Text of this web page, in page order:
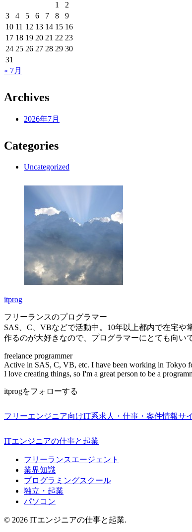
1
2
3
4 5 6 7 8
9
10 11 12 13 14 15 16
17 18 19 20 21 22 23
24 25 26 27 28 29 30
31
« 7月
Archives
2026年7月
Categories
Uncategorized
itprog
フリーランスのプログラマー
SAS、C、VBなどで活動中。10年以上都内で在宅や
作るのが大好きなので、プログラマーにとても向い
freelance programmer
Active in SAS, C, VB, etc. I have been working in Tokyo
I love creating things, so I'm a great person to be a
itprogをフォローする
フリーエンジニア向けIT系求人・仕事・案件情報サ
ITエンジニアの仕事と起業
フリーランスエージェント
業界知識
プログラミングスクール
独立・起業
パソコン
© 2026 ITエンジニアの仕事と起業.